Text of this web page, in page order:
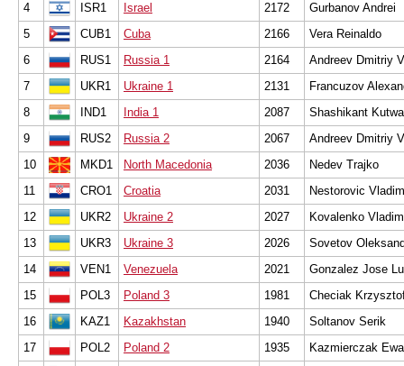
4 ISR1 Israel 2172
Gurbanov Andrei
5
CUB1 Cuba 2166
Vera Reinaldo
6
RUS1 Russia 1 2164
Andreev Dmitriy
7
UKR1 Ukraine 1 2131
Francuzov
8
IND1 India 1 2087
Shashikant
9
RUS2 Russia 2 2067
Andreev Dmitriy
10
MKD1 North Macedonia 2036
Nedev Trajko
11
CRO1 Croatia 2031
Nestorovic
12
UKR2 Ukraine 2 2027
Kovalenko
13
UKR3 Ukraine 3 2026
Sovetov
14
VEN1 Venezuela 2021
Gonzalez Jose
15
POL3 Poland 3 1981
Checiak
16
KAZ1 Kazakhstan 1940
Soltanov Serik
17
POL2 Poland 2 1935
Kazmierczak Ewa